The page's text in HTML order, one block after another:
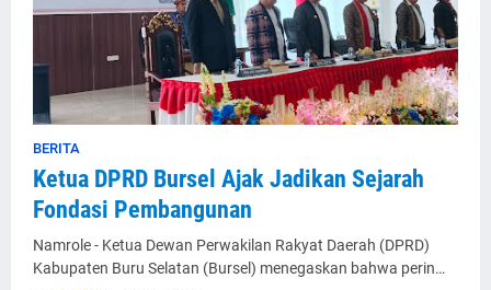
BERITA
​Ketua DPRD Bursel Ajak Jadikan Sejarah
Fondasi Pembangunan
Namrole - Ketua Dewan Perwakilan Rakyat Daerah (DPRD)
Kabupaten Buru Selatan (Bursel) menegaskan bahwa perin…